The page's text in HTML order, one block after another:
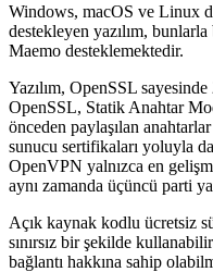
Windows, macOS ve Linux
destekleyen yazılım,
Maemo desteklemektedir.
Yazılım, OpenSSL
OpenSSL, Statik Anahtar
önceden paylaşılan
sunucu sertifikaları yoluyla
OpenVPN yalnızca en
aynı zamanda üçüncü parti
Açık kaynak kodlu ücretsiz
sınırsız bir şekilde
bağlantı hakkına sahip